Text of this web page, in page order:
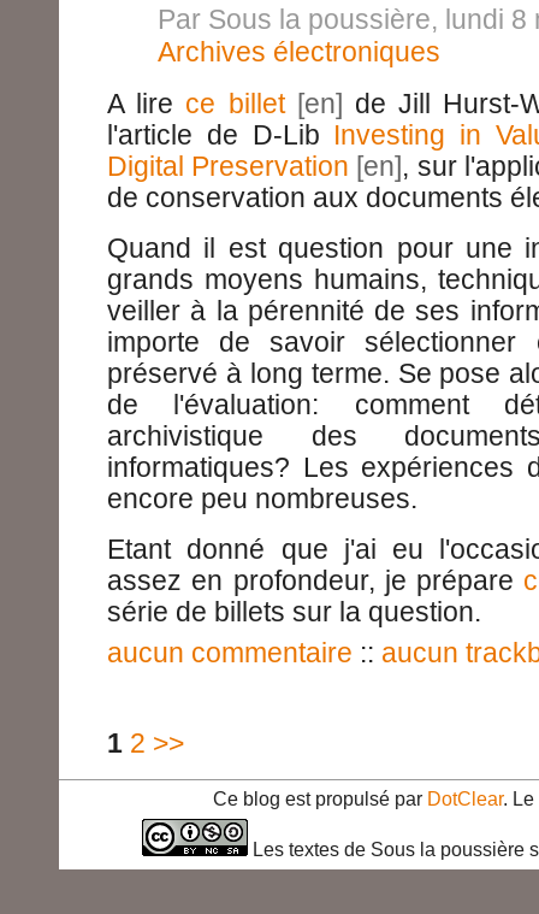
Par Sous la poussière, lundi
Archives électroniques
A lire ce billet
de Jill Hurst-
l'article de D-Lib Investing in
Digital Preservation
, sur
de conservation aux documents
Quand il est question pour une
grands moyens humains,
veiller à la pérennité de ses
importe de savoir
préservé à long terme. Se pose
de l'évaluation: comment
archivistique des
informatiques? Les expériences
encore peu nombreuses.
Etant donné que j'ai eu
assez en profondeur, je prépare
série de billets sur la question.
aucun commentaire :: aucun
1 2 >>
Ce blog est propulsé par DotClear. Le
Les textes de Sous la poussière